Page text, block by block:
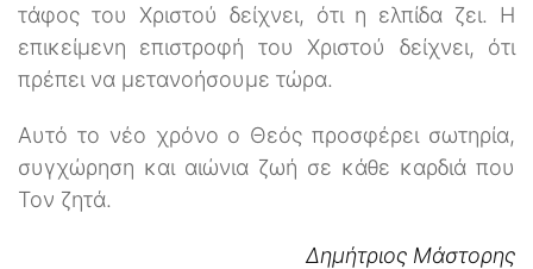
τάφος του Χριστού δείχνει, ότι η ελπίδα ζει. Η
επικείμενη επιστροφή του Χριστού δείχνει, ότι
πρέπει να μετανοήσουμε τώρα.
Αυτό το νέο χρόνο ο Θεός προσφέρει σωτηρία,
συγχώρηση και αιώνια ζωή σε κάθε καρδιά που
Τον ζητά.
Δημήτριος Μάστορης